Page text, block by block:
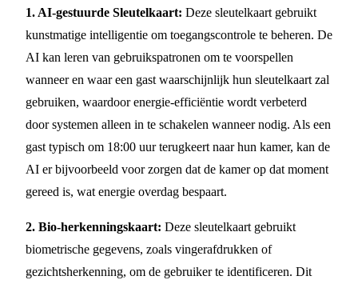
1. AI-gestuurde Sleutelkaart: Deze sleutelkaart gebruikt
kunstmatige intelligentie om toegangscontrole te beheren. De
AI kan leren van gebruikspatronen om te voorspellen
wanneer en waar een gast waarschijnlijk hun sleutelkaart zal
gebruiken, waardoor energie-efficiëntie wordt verbeterd
door systemen alleen in te schakelen wanneer nodig. Als een
gast typisch om 18:00 uur terugkeert naar hun kamer, kan de
AI er bijvoorbeeld voor zorgen dat de kamer op dat moment
gereed is, wat energie overdag bespaart.
2. Bio-herkenningskaart: Deze sleutelkaart gebruikt
biometrische gegevens, zoals vingerafdrukken of
gezichtsherkenning, om de gebruiker te identificeren. Dit